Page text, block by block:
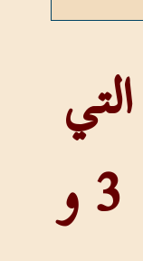
وردت فيها : 3 و